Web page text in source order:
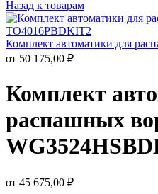
Назад к товарам
Комплект автоматики для
от 50 175,00 ₽
Комплект
распашных
от 45 675,00 ₽